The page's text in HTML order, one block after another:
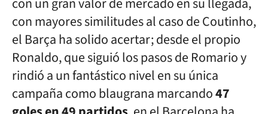
con mayores similitudes al caso de Coutinho,
el Barça ha solido acertar; desde el propio
Ronaldo, que siguió los pasos de Romario y
rindió a un fantástico nivel en su única
campaña como blaugrana marcando47